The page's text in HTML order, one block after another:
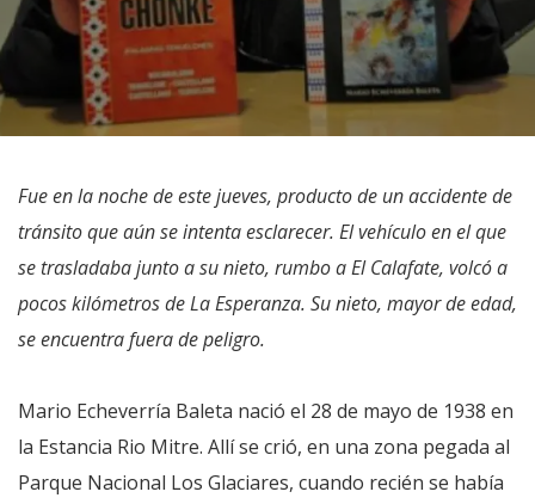
Fue en la noche de este jueves, producto de un accidente de
tránsito que aún se intenta esclarecer. El vehículo en el que
se trasladaba junto a su nieto, rumbo a El Calafate, volcó a
pocos kilómetros de La Esperanza. Su nieto, mayor de edad,
se encuentra fuera de peligro.
Mario Echeverría Baleta nació el 28 de mayo de 1938 en
la Estancia Rio Mitre. Allí se crió, en una zona pegada al
Parque Nacional Los Glaciares, cuando recién se había